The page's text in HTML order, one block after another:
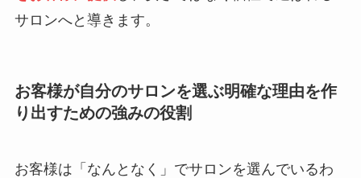
サロンへと導きます。
お客様が自分のサロンを選ぶ明確な理由を作
り出すための強みの役割
お客様は「なんとなく」でサロンを選んでいるわ